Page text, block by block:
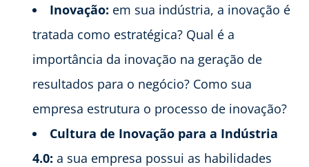
Inovação: em sua indústria, a inovação é
tratada como estratégica? Qual é a
importância da inovação na geração de
resultados para o negócio? Como sua
empresa estrutura o processo de inovação?
Cultura de Inovação para a Indústria
4.0: a sua empresa possui as habilidades